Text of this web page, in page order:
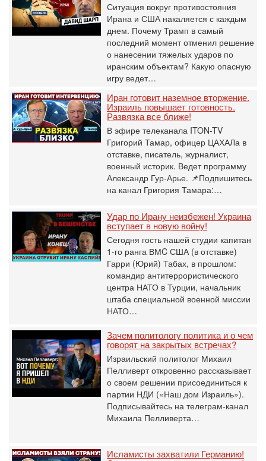
Ситуация вокруг противостояния
Ирана и США накаляется с каждым
днем. Почему Трамп в самый
последний момент отменил решение
о нанесении тяжелых ударов по
иранским объектам? Какую опасную
игру ведет…
Иран готовит наземное вторжение.
Израиль повышает готовность.
Развязка все ближе!
В эфире телеканала ITON-TV
Григорий Тамар, офицер ЦАХАЛа в
отставке, писатель, журналист,
военный историк. Ведет программу
Александр Гур-Арье. 📌Подпишитесь
на канал Григория Тамара:…
Удар по Ирану неизбежен! Украина
вступает в новую войну!
Сегодня гость нашей студии капитан
1-го ранга ВМC США (в отставке)
Гарри (Юрий) Табах, в прошлом:
командир антитеррористического
центра НАТО в Турции, начальник
штаба специальной военной миссии
НАТО…
Зачем политологу политика и о чем
говорят на закрытых встречах?
Израильский политолог Михаил
Пелливерт откровенно рассказывает
о своем решении присоединиться к
партии НДИ («Наш дом Израиль»).
Подписывайтесь на телеграм-канал
Михаила Пелливерта…
Исламисты захватили Германию!